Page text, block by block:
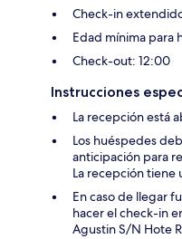
Check-in
Edad mínima para
Check-out: 12:00
Instrucciones
La recepción está
Los huéspedes
anticipación para
La recepción tiene
En caso de llegar
hacer el check-in
Agustin S/N Hote